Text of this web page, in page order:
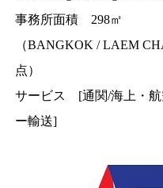
事務所面積 298㎡
（BANGKOK / LAEM
点）
サービス [通関/海上・航
ー輸送]